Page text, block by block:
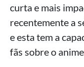
curta e mais
recentemente a
e esta tem a
fãs sobre o